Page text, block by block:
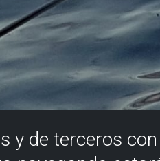
y de terceros